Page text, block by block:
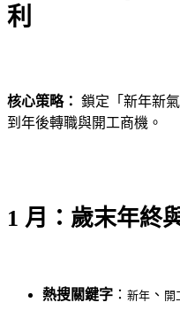
利
核心策略： 鎖定「新年新
到年後轉職與開工商機。
1 月：歲末年終
熱搜關鍵字 ： 新年 、 開